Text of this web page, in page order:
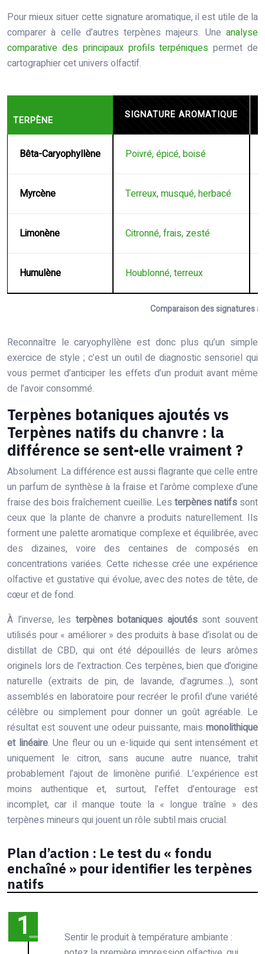
Pour mieux situer cette signature aromatique, il est utile de la
comparer à celle d’autres terpènes majeurs. Une analyse
comparative des principaux profils terpéniques permet de
cartographier cet univers olfactif.
Comparaison des signatures
TERPÈNE SIGNATURE AROMATIQUE
Bêta-Caryophyllène Poivré, épicé, boisé
Myrcène Terreux, musqué, herbacé
Limonène Citronné, frais, zesté
Humulène Houblonné, terreux
Reconnaître le caryophyllène est donc plus qu’un simple
exercice de style ; c’est un outil de diagnostic sensoriel qui
vous permet d’anticiper les effets d’un produit avant même
de l’avoir consommé.
Terpènes botaniques ajoutés vs
Terpènes natifs du chanvre : la
différence se sent-elle vraiment ?
Absolument. La différence est aussi flagrante que celle entre
un parfum de synthèse à la fraise et l’arôme complexe d’une
fraise des bois fraîchement cueillie. Les terpènes natifssont
ceux que la plante de chanvre a produits naturellement. Ils
forment une palette aromatique complexe et équilibrée, avec
des dizaines, voire des centaines de composés en
concentrations variées. Cette richesse crée une expérience
olfactive et gustative qui évolue, avec des notes de tête, de
cœur et de fond.
À l’inverse, les terpènes botaniques ajoutéssont souvent
utilisés pour « améliorer » des produits à base d’isolat ou de
distillat de CBD, qui ont été dépouillés de leurs arômes
originels lors de l’extraction. Ces terpènes, bien que d’origine
naturelle (extraits de pin, de lavande, d’agrumes…), sont
assemblés en laboratoire pour recréer le profil d’une variété
célèbre ou simplement pour donner un goût agréable. Le
résultat est souvent une odeur puissante, mais monolithique
et linéaire. Une fleur ou un e-liquide qui sent intensément et
uniquement le citron, sans aucune autre nuance, trahit
probablement l’ajout de limonène purifié. L’expérience est
moins authentique et, surtout, l’effet d’entourage est
incomplet, car il manque toute la « longue traîne » des
terpènes mineurs qui jouent un rôle subtil mais crucial.
Plan d’action : Le test du « fondu
enchaîné » pour identifier les terpènes
natifs
Sentir le produit à température ambiante :